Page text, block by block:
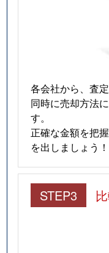
各会社から、査
同時に売却方法
す。
正確な金額を把
を出しましょう！
STEP3